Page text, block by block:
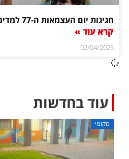
חגיגות יום העצמאות ה-77 למדינת ישראל בטירת כרמל
קרא עוד »
02/04/2025
עוד בחדשות
מקומי